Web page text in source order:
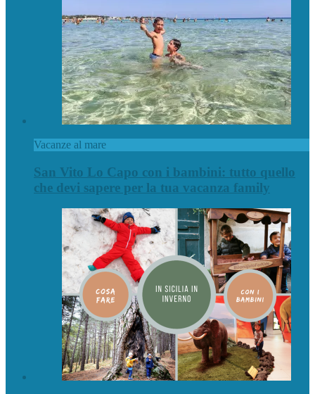
Vacanze al mare
San Vito Lo Capo con i bambini: tutto quello
che devi sapere per la tua vacanza family